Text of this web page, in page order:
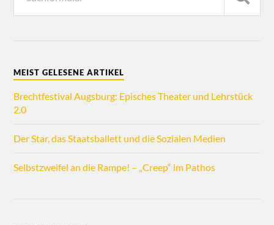
MEIST GELESENE ARTIKEL
Brechtfestival Augsburg: Episches Theater und Lehrstück
2.0
Der Star, das Staatsballett und die Sozialen Medien
Selbstzweifel an die Rampe! – „Creep“ im Pathos